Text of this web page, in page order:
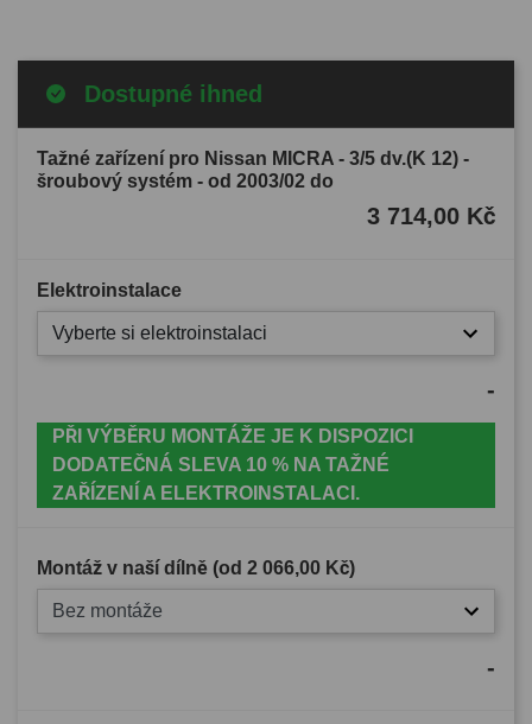
Dostupné ihned
Tažné zařízení pro Nissan MICRA - 3/5 dv.(K 12) -
šroubový systém - od 2003/02 do
3 714,00 Kč
Elektroinstalace
Vyberte si elektroinstalaci
-
PŘI VÝBĚRU MONTÁŽE JE K DISPOZICI
DODATEČNÁ SLEVA 10 % NA TAŽNÉ
ZAŘÍZENÍ A ELEKTROINSTALACI.
Montáž v naší dílně (od 2 066,00 Kč)
Bez montáže
-